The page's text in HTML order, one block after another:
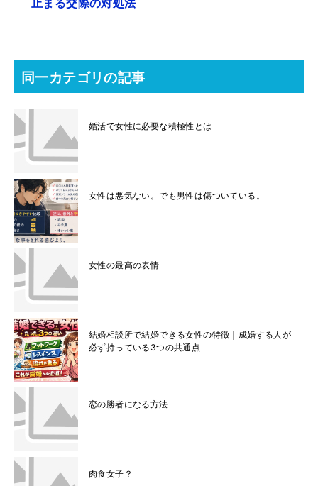
同一カテゴリの記事
婚活で女性に必要な積極性とは
女性は悪気ない。でも男性は傷ついている。
女性の最高の表情
結婚相談所で結婚できる女性の特徴｜成婚する人が
必ず持っている3つの共通点
恋の勝者になる方法
肉食女子？